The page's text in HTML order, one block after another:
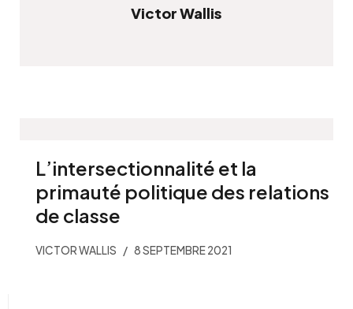
Victor Wallis
L’intersectionnalité et la
primauté politique des relations
de classe
VICTOR WALLIS 8 SEPTEMBRE 2021